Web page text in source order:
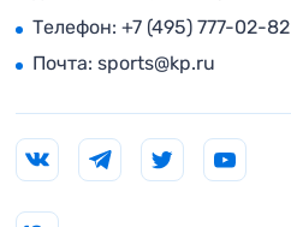
Телефон: +7 (495) 777-02-82
Почта: sports@kp.ru